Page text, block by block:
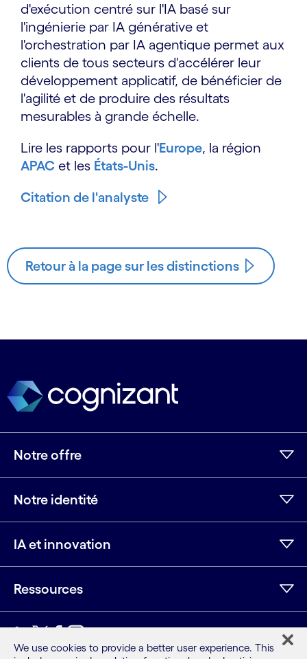
d'exécution centré sur l'IA basé sur
l'ingénierie par IA générative et
l'orchestration par IA agentique permet aux
clients de tous secteurs d'accélérer leur
développement applicatif, de bénéficier de
l'agilité et de produire des résultats
mesurables à grande échelle.
Lire les rapports pour l'Europe, la région
APAC et les États-Unis.
Citation de l'analyste
Retour à la page sur les distinctions
Notre offre
Notre identité
IA et innovation
Ressources
LinkedIn
Twitter
Facebook
Instagram
Youtube
We use cookies to provide a better user experience. This